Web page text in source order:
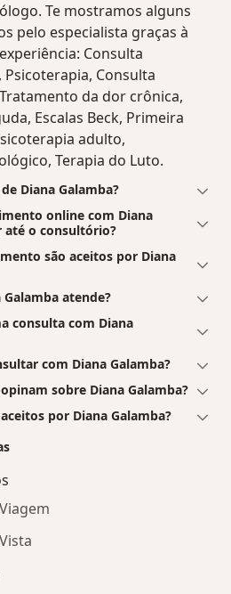
Te mostramos alguns
pelo especialista graças à
Consulta
Consulta
da dor crônica,
Escalas Beck, Primeira
adulto,
Terapia do Luto.
Diana Galamba?
online com Diana
até o consultório?
são aceitos por Diana
atende?
consulta com Diana
com Diana Galamba?
sobre Diana Galamba?
por Diana Galamba?